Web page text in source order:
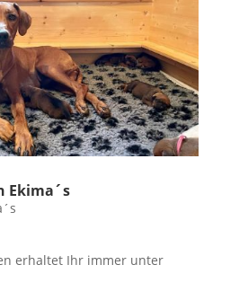
Ekima´s
erhaltet Ihr immer unter